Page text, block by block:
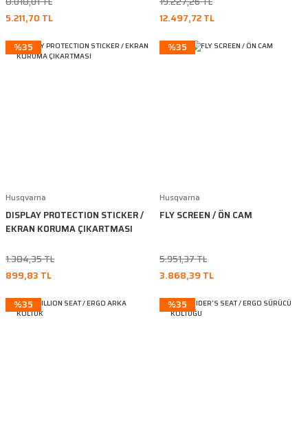
5.211,70 TL
12.497,72 TL
%35
Husqvarna
DISPLAY PROTECTION STICKER /
EKRAN KORUMA ÇIKARTMASI
1.384,35 TL
899,83 TL
%35
Husqvarna
FLY SCREEN / ÖN CAM
5.951,37 TL
3.868,39 TL
%35
%35